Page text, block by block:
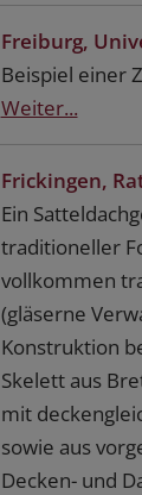
Freiburg,
Beispiel einer
Weiter...
Frickingen,
Ein
traditioneller
vollkommen
(gläserne
Konstruktion
Skelett aus
mit
sowie aus
Decken- und